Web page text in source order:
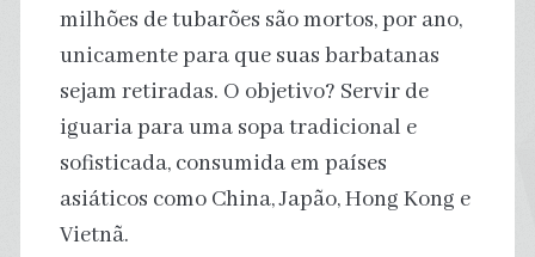
milhões de tubarões são mortos, por ano,
unicamente para que suas barbatanas
sejam retiradas. O objetivo? Servir de
iguaria para uma sopa tradicional e
sofisticada, consumida em países
asiáticos como China, Japão, Hong Kong e
Vietnã.